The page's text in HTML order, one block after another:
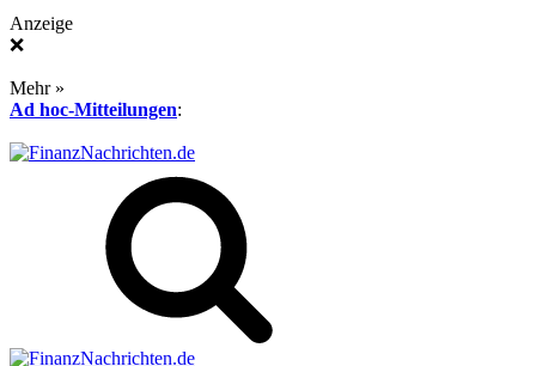
Anzeige
❌
Mehr »
Ad hoc-Mitteilungen: